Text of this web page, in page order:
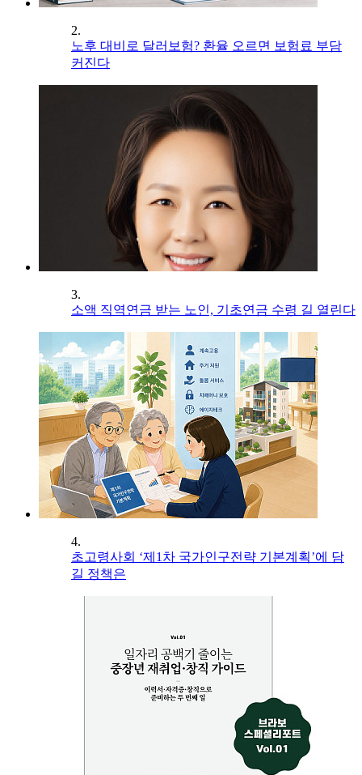
2.
노후 대비로 달러보험? 환율 오르면 보험료 부담
커진다
3.
소액 직역연금 받는 노인, 기초연금 수령 길 열린다
4.
초고령사회 ‘제1차 국가인구전략 기본계획’에 담
길 정책은